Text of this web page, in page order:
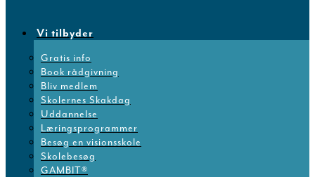
Vi tilbyder
Gratis info
Book rådgivning
Bliv medlem
Skolernes Skakdag
Uddannelse
Læringsprogrammer
Besøg en visionsskole
Skolebesøg
GAMBIT®